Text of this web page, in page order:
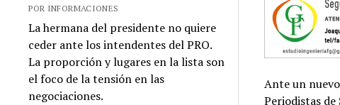
POR INFORMACIONES
La hermana del presidente no quiere
ceder ante los intendentes del PRO.
La proporción y lugares en la lista son
el foco de la tensión en las
negociaciones.
Ante un
Periodistas